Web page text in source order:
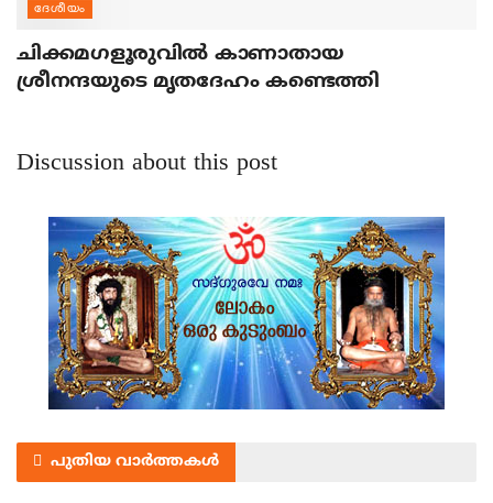
ദേശീയം
ചിക്കമഗളൂരുവില്‍ കാണാതായ
ശ്രീനന്ദയുടെ മൃതദേഹം കണ്ടെത്തി
Discussion about this post
പുതിയ വാർത്തകൾ